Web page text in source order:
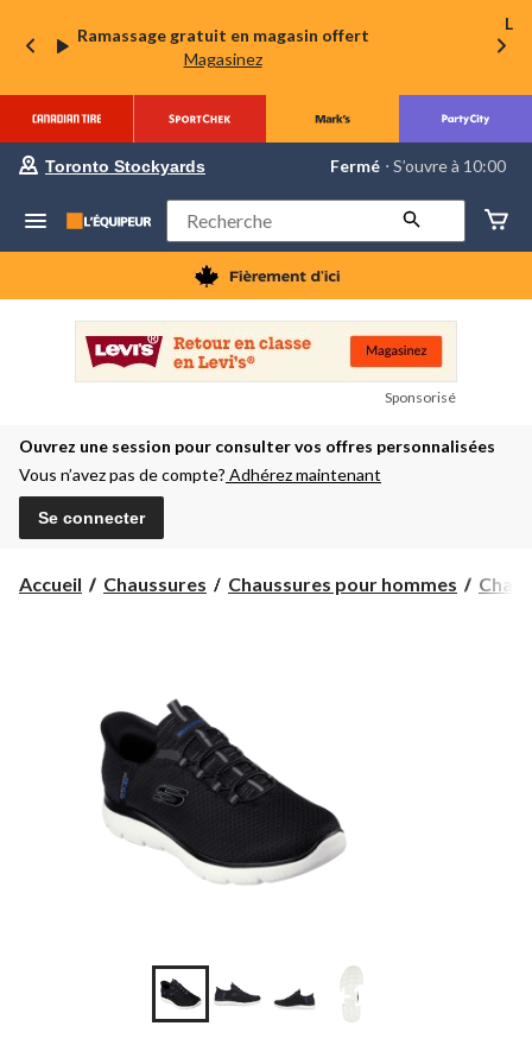
Ramassage gratuit en magasin offert
Magasinez
La
préféré
Toronto
Stockyards,
courament
Fermé,
à
à
Toronto Stockyards Fermé ⋅ S’ouvre à 10:00
Rechercher
Sponsorisé
Ouvrez une session pour consulter vos offres personnalisées
Vous n’avez pas de compte? Adhérez maintenant
Se connecter
Accueil Chaussures Chaussures pour hommes
+1